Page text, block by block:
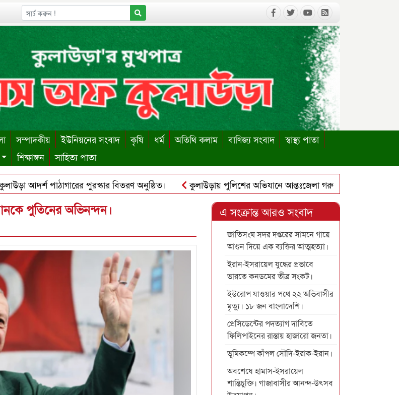
সম্পাদকীয় ইউনিয়নের সংবাদ কৃষি ধর্ম অতিথি কলাম বাণিজ্য সংবাদ
স্বাস্থ্য পাতা
শিক্ষাঙ্গন সাহিত্য পাতা
আদর্শ পাঠাগারের পুরস্কার বিতরণ অনুষ্ঠিত।
কুলাউড়ায় পুলিশের অভিযানে আন্তঃজেলা গরুচোর চক্রের ৬ সদস্য
না পেরে দোকান কর্মচারীর আত্মহত্যা। কুলাউড়ায় পাবলিক লাইব্রেরি পুনঃস্থাপনের দাবিতে ইউএনও বরাবর
পুতিনের অভিনন্দন। এ সংক্রান্ত আরও সংবাদ
জাতিসংঘ সদর দপ্তরের সামনে গায়ে
আগুন দিয়ে এক ব্যক্তির আত্মহত্যা।
ইরান-ইসরায়েল যুদ্ধের প্রভাবে
ভারতে কনডমের তীব্র সংকট।
ইউরোপ যাওয়ার পথে ২২ অভিবাসীর
মৃত্যু। ১৮ জন বাংলাদেশি।
প্রেসিডেন্টের পদত্যাগ দাবিতে
ফিলিপাইনের রাস্তায় হাজারো জনতা।
ভূমিকম্পে কাঁপল সৌদি-ইরাক-ইরান।
অবশেষে হামাস-ইসরায়েল
শান্তিচুক্তি। গাজাবাসীর আনন্দ-উৎসব